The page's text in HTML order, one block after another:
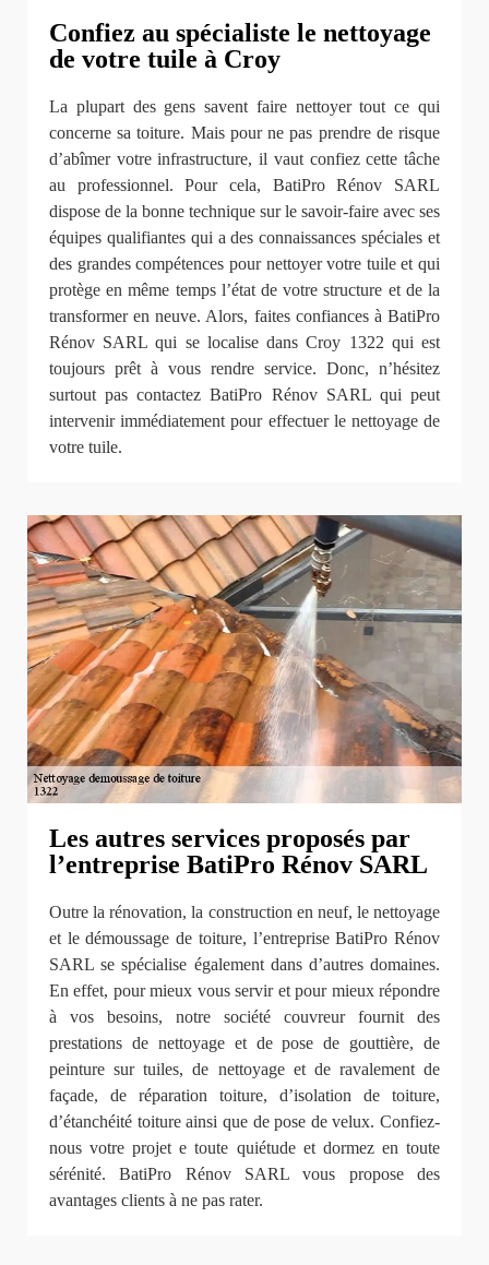
Confiez au spécialiste le nettoyage
de votre tuile à Croy
La plupart des gens savent faire nettoyer tout ce qui
concerne sa toiture. Mais pour ne pas prendre de risque
d’abîmer votre infrastructure, il vaut confiez cette tâche
au professionnel. Pour cela, BatiPro Rénov SARL
dispose de la bonne technique sur le savoir-faire avec ses
équipes qualifiantes qui a des connaissances spéciales et
des grandes compétences pour nettoyer votre tuile et qui
protège en même temps l’état de votre structure et de la
transformer en neuve. Alors, faites confiances à BatiPro
Rénov SARL qui se localise dans Croy 1322 qui est
toujours prêt à vous rendre service. Donc, n’hésitez
surtout pas contactez BatiPro Rénov SARL qui peut
intervenir immédiatement pour effectuer le nettoyage de
votre tuile.
Les autres services proposés par
l’entreprise BatiPro Rénov SARL
Outre la rénovation, la construction en neuf, le nettoyage
et le démoussage de toiture, l’entreprise BatiPro Rénov
SARL se spécialise également dans d’autres domaines.
En effet, pour mieux vous servir et pour mieux répondre
à vos besoins, notre société couvreur fournit des
prestations de nettoyage et de pose de gouttière, de
peinture sur tuiles, de nettoyage et de ravalement de
façade, de réparation toiture, d’isolation de toiture,
d’étanchéité toiture ainsi que de pose de velux. Confiez-
nous votre projet e toute quiétude et dormez en toute
sérénité. BatiPro Rénov SARL vous propose des
avantages clients à ne pas rater.